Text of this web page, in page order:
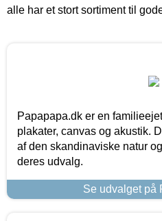
alle har et stort sortiment til
Papapapa.dk er en
plakater, canvas og akustik.
af den skandinaviske natur
deres udvalg.
Se udvalget på